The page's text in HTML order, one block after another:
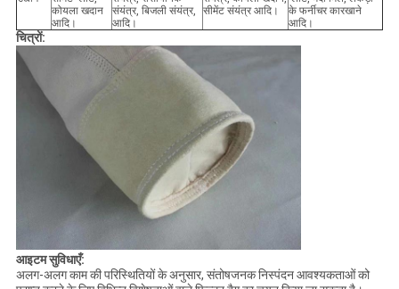
कोयला खदान
आदि।
संयंत्र, बिजली संयंत्र,
आदि।
सीमेंट संयंत्र आदि।
के फर्नीचर कारखाने
आदि।
चित्रों:
आइटम सुविधाएँ:
अलग-अलग काम की परिस्थितियों के अनुसार, संतोषजनक निस्पंदन आवश्यकताओं को